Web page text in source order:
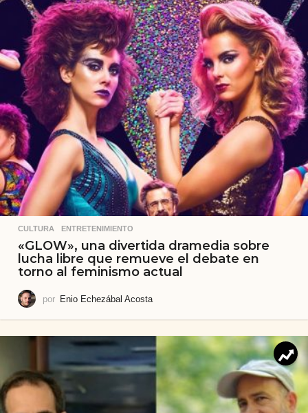
CULTURA ,ENTRETENIMIENTO
«GLOW», una divertida dramedia sobre
lucha libre que remueve el debate en
torno al feminismo actual
por Enio Echezábal Acosta